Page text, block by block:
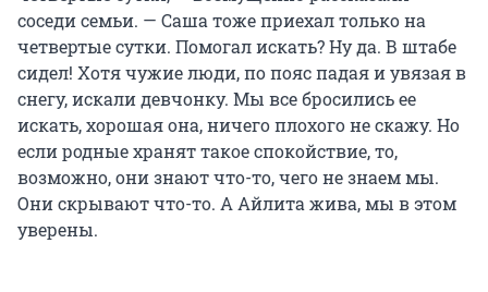
соседи семьи. — Саша тоже приехал только на
четвертые сутки. Помогал искать? Ну да. В штабе
сидел! Хотя чужие люди, по пояс падая и увязая в
снегу, искали девчонку. Мы все бросились ее
искать, хорошая она, ничего плохого не скажу. Но
если родные хранят такое спокойствие, то,
возможно, они знают что-то, чего не знаем мы.
Они скрывают что-то. А Айлита жива, мы в этом
уверены.